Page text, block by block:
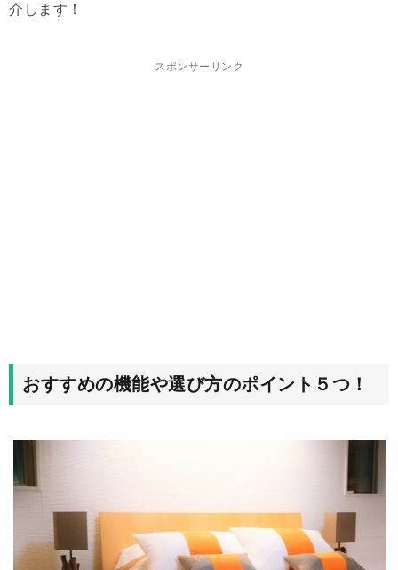
介します！
スポンサーリンク
おすすめの機能や選び方のポイント５つ！